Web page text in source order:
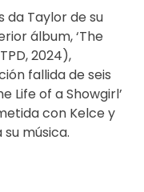
da Taylor de su
álbum, ‘The
2024),
fallida de seis
Life of a Showgirl’
con Kelce y
música.